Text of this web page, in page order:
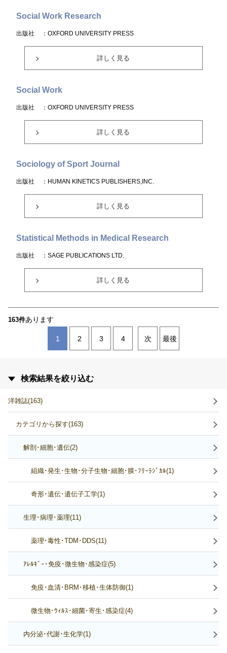
Social Work Research
出版社 ：OXFORD UNIVERSITY PRESS
詳しく見る
Social Work
出版社 ：OXFORD UNIVERSITY PRESS
詳しく見る
Sociology of Sport Journal
出版社 ：HUMAN KINETICS PUBLISHERS,INC.
詳しく見る
Statistical Methods in Medical Research
出版社 ：SAGE PUBLICATIONS LTD.
詳しく見る
163件あります
1 2 3 4 次 最後
検索結果を絞り込む
洋雑誌(163)
カテゴリから探す(163)
解剖･細胞･遺伝(2)
組織･発生･生物･分子生物･細胞･膜･ﾌﾘｰﾗｼﾞｶﾙ(1)
奇形･遺伝･遺伝子工学(1)
生理･病理･薬理(11)
薬理･毒性･TDM･DDS(11)
ｱﾚﾙｷﾞｰ･免疫･微生物･感染症(5)
免疫･血清･BRM･移植･生体防御(1)
微生物･ｳｨﾙｽ･細菌･寄生･感染症(4)
内分泌･代謝･生化学(1)